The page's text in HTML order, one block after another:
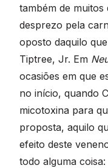
também de muitos
desprezo pela
oposto daquilo
Tiptree, Jr. Em
ocasiões em que
no início, quando
micotoxina para
proposta, aquilo
efeito deste
todo alguma coisa: